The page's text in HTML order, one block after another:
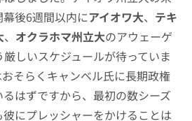
後6週間以内にアイオワ大、 テキ
、 オクラホマ州立大のアウェーゲ
しいスケジュールが待っていま
そらくキャンベル氏に長期政権
はずですから、最初の数シーズ
にプレッシャーをかけることは